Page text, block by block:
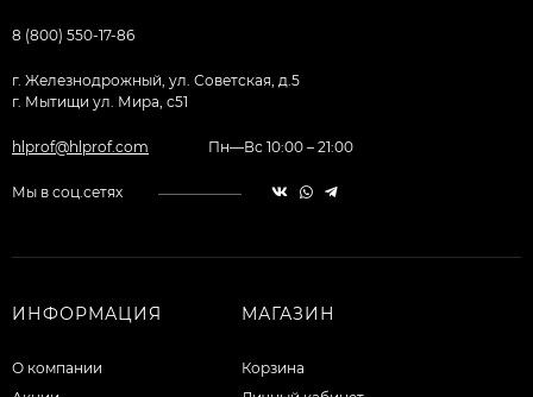
8 (800) 550-17-86
г. Железнодрожный, ул. Советская, д.5
г. Мытищи ул. Мира, с51
hlprof@hlprof.com Пн—Вс 10:00 – 21:00
Мы в соц.сетях
ИНФОРМАЦИЯ
О компании
МАГАЗИН
Корзина